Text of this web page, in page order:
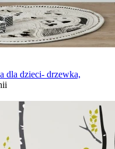
dla dzieci- drzewka,